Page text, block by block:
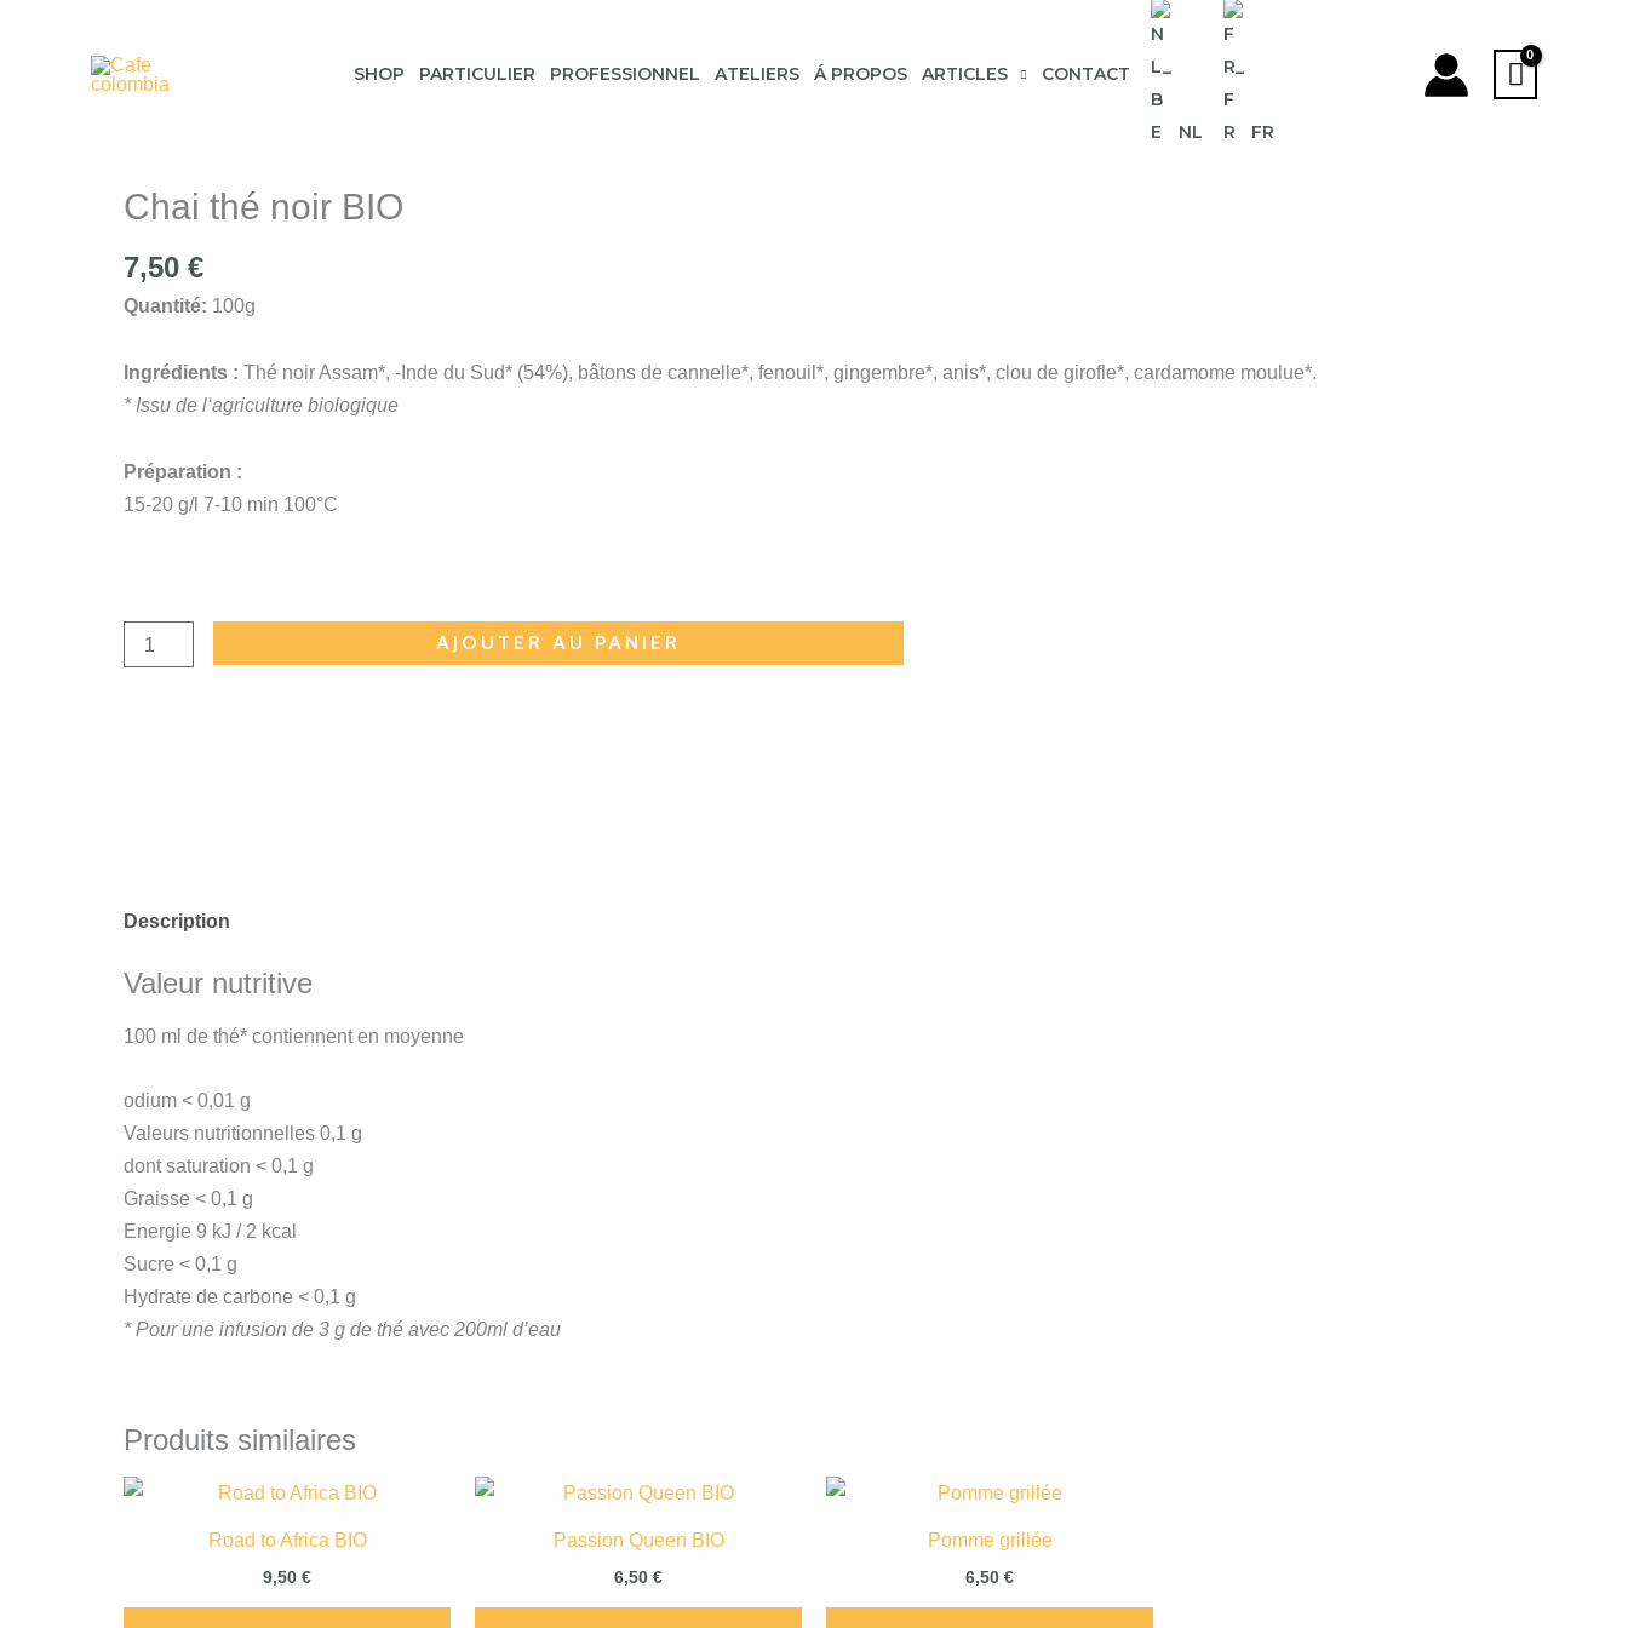
SHOP PARTICULIER PROFESSIONNEL ATELIERS Á PROPOS ARTICLES CONTACT
NL FR
Chai thé noir BIO
7,50 €
Quantité: 100g
Ingrédients : Thé noir Assam*, -Inde du Sud* (54%), bâtons de cannelle*, fenouil*, gingembre*, anis*, clou de girofle*, cardamome moulue*.
* Issu de l‘agriculture biologique
Préparation :
15-20 g/l 7-10 min 100°C
quantité
de
AJOUTER AU PANIER
Description
Valeur nutritive
100 ml de thé* contiennent en moyenne
odium < 0,01 g
Valeurs nutritionnelles 0,1 g
dont saturation < 0,1 g
Graisse < 0,1 g
Energie 9 kJ / 2 kcal
Sucre < 0,1 g
Hydrate de carbone < 0,1 g
* Pour une infusion de 3 g de thé avec 200ml d’eau
Produits similaires
Road to Africa BIO
9,50 €
Passion Queen BIO
6,50 €
Pomme grillée
6,50 €